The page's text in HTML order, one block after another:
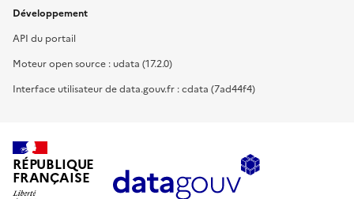
Développement
API du portail
Moteur open source : udata (17.2.0)
Interface utilisateur de data.gouv.fr : cdata (7ad44f4)
RÉPUBLIQUE
FRANÇAISE